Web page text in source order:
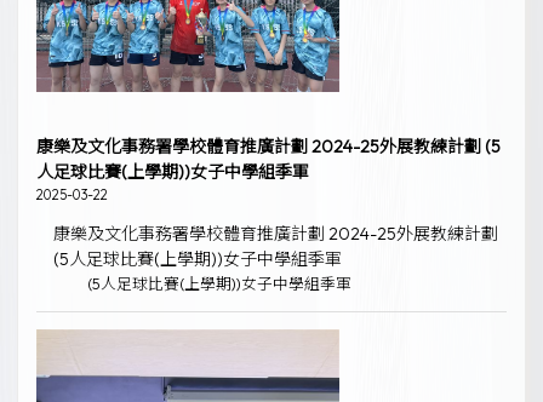
康樂及文化事務署學校體育推廣計劃 2024-25外展教練計劃 (5
人足球比賽(上學期))女子中學組季軍
2025-03-22
康樂及文化事務署學校體育推廣計劃 2024-25外展教練計劃
(5人足球比賽(上學期))女子中學組季軍
(5人足球比賽(上學期))女子中學組季軍